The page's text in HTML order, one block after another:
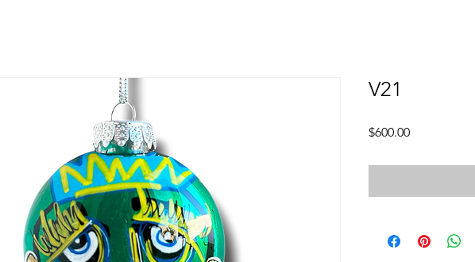
V21
$600.00Precio